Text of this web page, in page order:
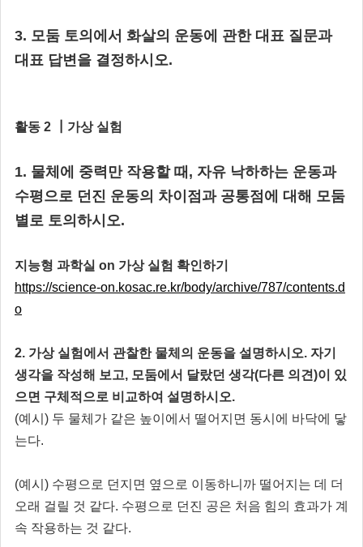
3. 모둠 토의에서 화살의 운동에 관한 대표 질문과
대표 답변을 결정하시오.
활동 2 ┃가상 실험
1. 물체에 중력만 작용할 때, 자유 낙하하는 운동과
수평으로 던진 운동의 차이점과 공통점에 대해 모둠
별로 토의하시오.
지능형 과학실 on 가상 실험 확인하기
https://science-on.kosac.re.kr/body/archive/787/contents.d
o
2. 가상 실험에서 관찰한 물체의 운동을 설명하시오. 자기
생각을 작성해 보고, 모둠에서 달랐던 생각(다른 의견)이 있
으면 구체적으로 비교하여 설명하시오.
(예시) 두 물체가 같은 높이에서 떨어지면 동시에 바닥에 닿
는다.
(예시) 수평으로 던지면 옆으로 이동하니까 떨어지는 데 더
오래 걸릴 것 같다. 수평으로 던진 공은 처음 힘의 효과가 계
속 작용하는 것 같다.